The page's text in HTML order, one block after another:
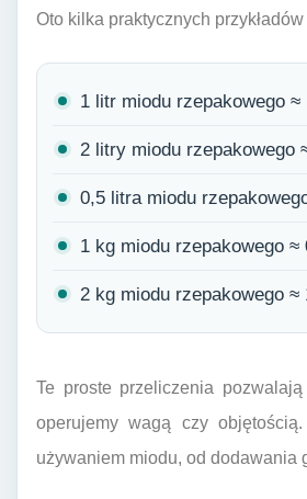
Oto kilka praktycznych
1 litr miodu rzepakowego ≈
2 litry miodu rzepakowego
0,5 litra miodu
1 kg miodu rzepakowego ≈
2 kg miodu rzepakowego ≈
Te proste przeliczenia
operujemy wagą czy
używaniem miodu, od dodawania